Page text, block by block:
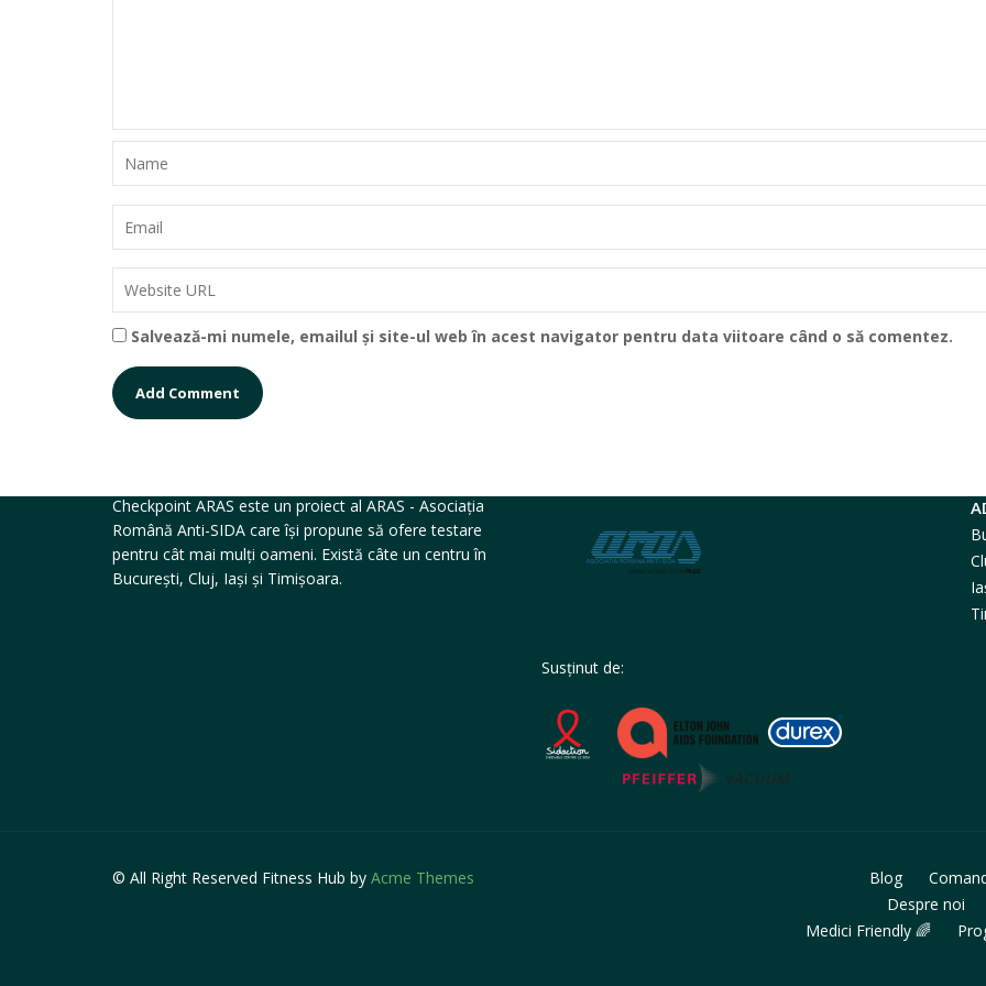
Salvează-mi numele, emailul și site-ul web în acest navigator pentru data viitoare când o să comentez.
Checkpoint ARAS este un proiect al ARAS - Asociația
Română Anti-SIDA care își propune să ofere testare
pentru cât mai mulți oameni. Există câte un centru în
București, Cluj, Iași și Timișoara.
Susținut de:
© All Right Reserved Fitness Hub by Acme Themes Blog
Despre noi
Medici Friendly 🌈